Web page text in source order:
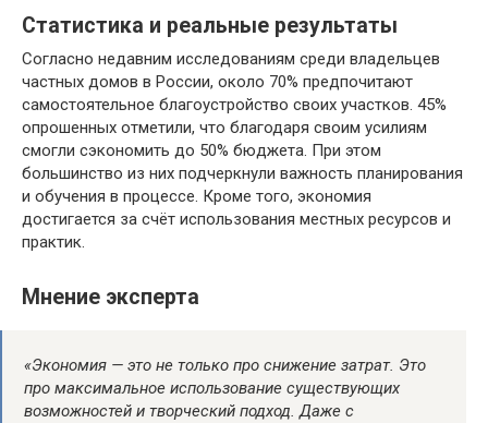
Статистика и реальные результаты
Согласно недавним исследованиям среди владельцев
частных домов в России, около 70% предпочитают
самостоятельное благоустройство своих участков. 45%
опрошенных отметили, что благодаря своим усилиям
смогли сэкономить до 50% бюджета. При этом
большинство из них подчеркнули важность планирования
и обучения в процессе. Кроме того, экономия
достигается за счёт использования местных ресурсов и
практик.
Мнение эксперта
«Экономия — это не только про снижение затрат. Это
про максимальное использование существующих
возможностей и творческий подход. Даже с